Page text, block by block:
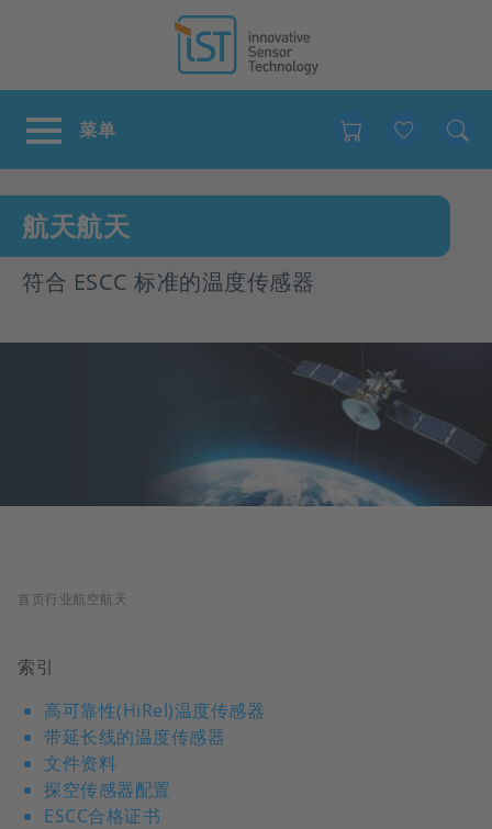
航天航天
符合 ESCC 标准的温度传感器
面
包
屑
首页行业航空航天
索引
高可靠性(HiRel)温度传感器
带延长线的温度传感器
文件资料
探空传感器配置
ESCC合格证书